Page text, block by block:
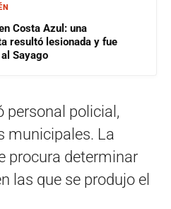
Costa Azul: una
resultó lesionada y fue
Sayago
personal policial,
municipales. La
procura determinar
las que se produjo el